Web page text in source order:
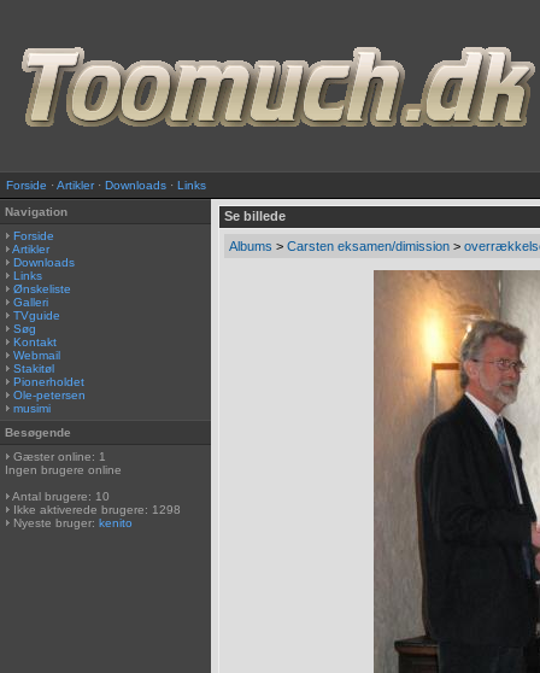
Forside · Artikler· Downloads · Links
Navigation
Forside
Artikler
Downloads
Links
Ønskeliste
Galleri
TVguide
Søg
Kontakt
Webmail
Stakitøl
Pionerholdet
Ole-petersen
musimi
Besøgende
Gæster online: 1
Ingen brugere online
Antal brugere: 10
Ikke aktiverede brugere: 1298
Nyeste bruger: kenito
Se billede
Albums > Carsten eksamen/dimission >